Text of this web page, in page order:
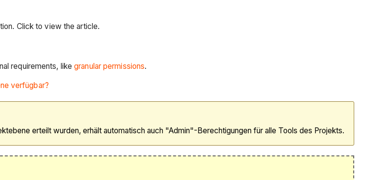
Click to view the article.
requirements, likegranular permissions.
verfügbar?
erteilt wurden, erhält automatisch auch "Admin"-Berechtigungen für alle Tools des Projekts.